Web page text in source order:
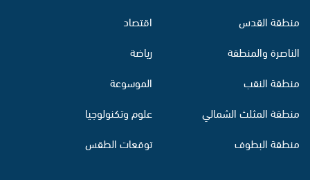
منطقة القدس
الناصرة والمنطقة
منطقة النقب
منطقة المثلث الشمالي
منطقة البطوف
اقتصاد
رياضة
الموسوعة
علوم وتكنولوجيا
توقعات الطقس